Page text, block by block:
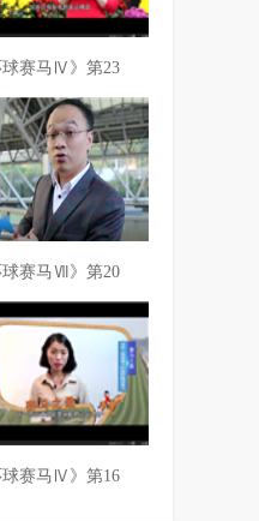
球赛马Ⅳ》第23
球赛马Ⅶ》第20
球赛马Ⅳ》第16